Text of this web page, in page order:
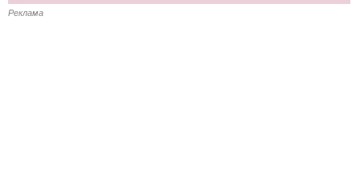
Реклама